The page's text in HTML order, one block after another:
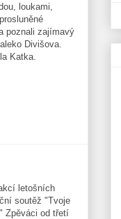
loukami,
poznali zajímavý
Divišova.
Katka.
letošních
soutěž "Tvoje
Zpěváci od třetí